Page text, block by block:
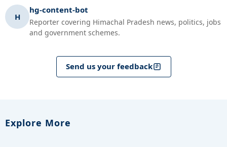
H
hg-content-bot
Reporter covering Himachal Pradesh news, politics, jobs
and government schemes.
Send us your feedback
Explore More